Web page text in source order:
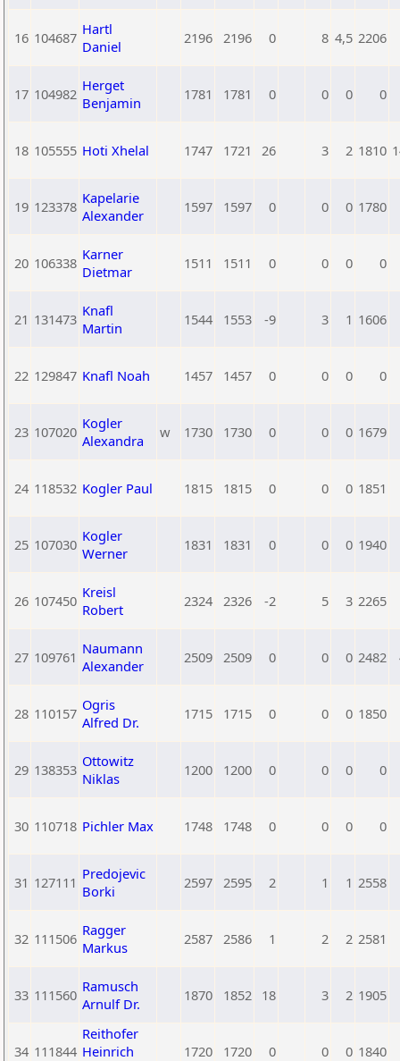
16 104687 Hartl
Daniel
2196 2196 0 8 4,5 2206
17 104982 Herget
Benjamin
1781 1781 0 0 0 0
18 105555 Hoti Xhelal 1747 1721 26 3 2 1810
19 123378 Kapelarie
Alexander
1597 1597 0 0 0 1780
20 106338 Karner
Dietmar
1511 1511 0 0 0 0
21 131473 Knafl
Martin
1544 1553 -9 3 1 1606
22 129847 Knafl Noah 1457 1457 0 0 0 0
23 107020 Kogler
Alexandra
w 1730 1730 0 0 0 1679
24 118532 Kogler Paul 1815 1815 0 0 0 1851
25 107030 Kogler
Werner
1831 1831 0 0 0 1940
26 107450 Kreisl
Robert
2324 2326 -2 5 3 2265
27 109761 Naumann
Alexander
2509 2509 0 0 0 2482
28 110157 Ogris
Alfred Dr.
1715 1715 0 0 0 1850
29 138353 Ottowitz
Niklas
1200 1200 0 0 0 0
30 110718 Pichler Max 1748 1748 0 0 0 0
31 127111 Predojevic
Borki
2597 2595 2 1 1 2558
32 111506 Ragger
Markus
2587 2586 1 2 2 2581
33 111560 Ramusch
Arnulf Dr.
1870 1852 18 3 2 1905
34 111844
Reithofer
Heinrich
1720 1720 0 0 0 1840